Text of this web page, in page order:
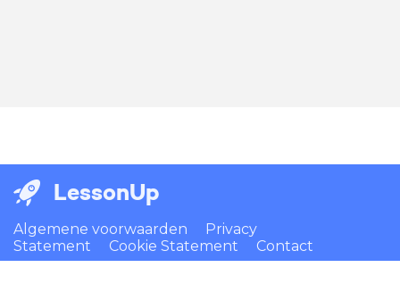
LessonUp
Algemene voorwaarden
Privacy
Statement
Cookie Statement Contact